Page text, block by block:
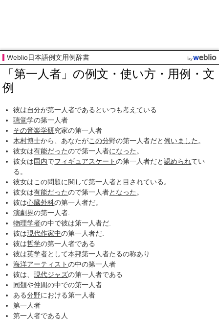
Weblio日本語例文用例辞書
「第一人者」の例文・使い方・用例・文
例
彼は自分が第一人者であるといつも考えている
聴覚学の第一人者
その音楽学研究家の第一人者
木村博士から、あなたがこの分野の第一人者だと伺いました 。
彼女は有能だったので第一人者になった 。
彼女は国内でフィギュアスケートの第一人者だと認められてい
る。
彼女はこの問題に関して第一人者と 目されている。
彼女は有能だったので第一人者となった 。
彼は心臓外科の第一人者だ。
演劇界の第一人者.
物理学者の中で彼は第一人者だ.
彼は現代作家中の第一人者だ.
彼は哲学の第一人者である
彼は英学者として本邦第一人者たるの称あり
海洋アーティストの中の第一人者
彼は、現代ジャズの第一人者である
同類や仲間の中での第一人者
ある分野における第一人者
第一人者
第一人者である人